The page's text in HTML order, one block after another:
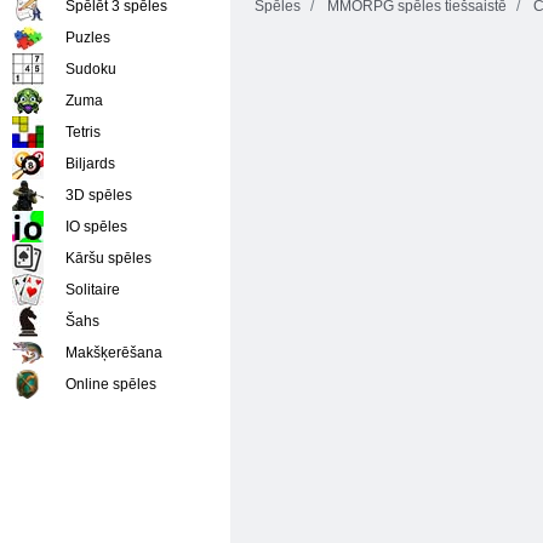
Spēles MMORPG spēles tiešsaistē
Spēlēt 3 spēles
Puzles
Sudoku
Zuma
Tetris
Biljards
3D spēles
IO spēles
Kāršu spēles
Solitaire
Šahs
Makšķerēšana
Online spēles